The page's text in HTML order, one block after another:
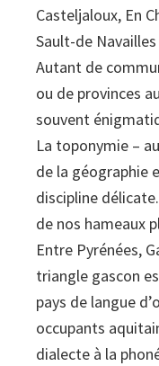
Casteljaloux, En
Sault-de
Autant de
ou de provinces
souvent
La toponymie –
de la géographie
discipline
de nos hameaux
Entre Pyrénées,
triangle gascon
pays de langue
occupants
dialecte à la